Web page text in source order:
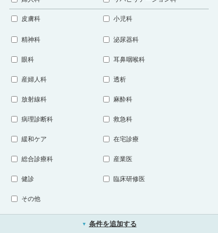
皮膚科 小児科
精神科 泌尿器科
眼科 耳鼻咽喉科
産婦人科 透析
放射線科 麻酔科
病理診断科 救急科
緩和ケア 在宅診療
総合診療科 産業医
健診 臨床研修医
その他
▼ 条件を追加する